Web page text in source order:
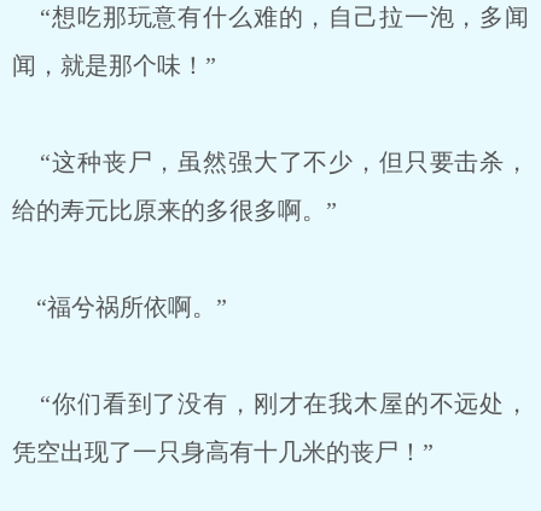
“想吃那玩意有什么难的，自己拉一泡，多闻
闻，就是那个味！”
“这种丧尸，虽然强大了不少，但只要击杀，
给的寿元比原来的多很多啊。”
“福兮祸所依啊。”
“你们看到了没有，刚才在我木屋的不远处，
凭空出现了一只身高有十几米的丧尸！”